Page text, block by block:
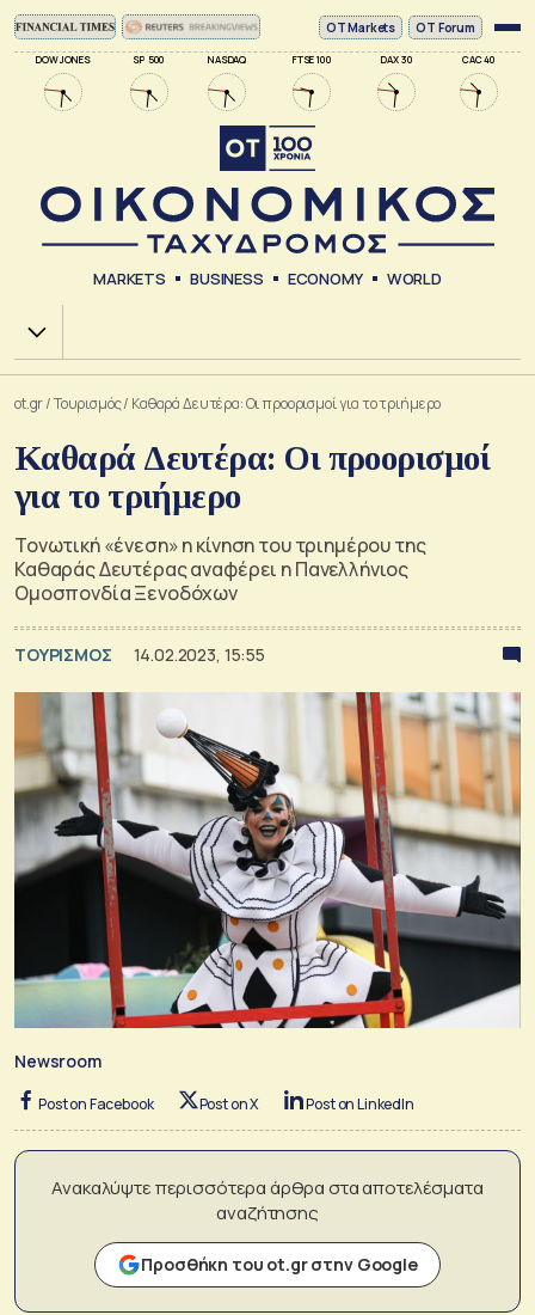
DOW JONES SP 500 NASDAQ FTSE 100 DAX 30 CAC 40
ΟΤ Markets OT Forum
MARKETS BUSINESS ECONOMY WORLD
Χ.Α.
ot.gr/Τουρισμός/ Καθαρά Δευτέρα: Οι προορισμοί για το τριήμερο
Καθαρά Δευτέρα: Οι προορισμοί
για το τριήμερο
Τονωτική «ένεση» η κίνηση του τριημέρου της
Καθαράς Δευτέρας αναφέρει η Πανελλήνιος
Ομοσπονδία Ξενοδόχων
ΤΟΥΡΙΣΜΟΣ 14.02.2023, 15:55
Newsroom
Post on Facebook Post on X Post on LinkedIn
Ανακαλύψτε περισσότερα άρθρα στα αποτελέσματα
αναζήτησης
Προσθήκη του ot.gr στην Google